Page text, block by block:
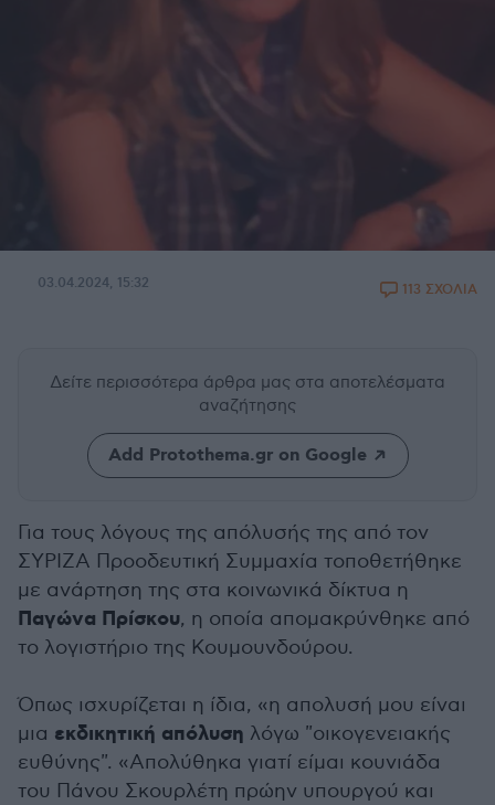
03.04.2024, 15:32 113 ΣΧΟΛΙΑ
Δείτε περισσότερα άρθρα μας στα αποτελέσματα
αναζήτησης
Add Protothema.gr on Google
Για τους λόγους της απόλυσής της από τον
ΣΥΡΙΖΑ Προοδευτική Συμμαχία τοποθετήθηκε
με ανάρτηση της στα κοινωνικά δίκτυα η
Παγώνα Πρίσκου, η οποία απομακρύνθηκε από
το λογιστήριο της Κουμουνδούρου.
Όπως ισχυρίζεται η ίδια, «η απολυσή μου είναι
μια εκδικητική απόλυση λόγω "οικογενειακής
ευθύνης". «Απολύθηκα γιατί είμαι κουνιάδα
του Πάνου Σκουρλέτη πρώην υπουργού και